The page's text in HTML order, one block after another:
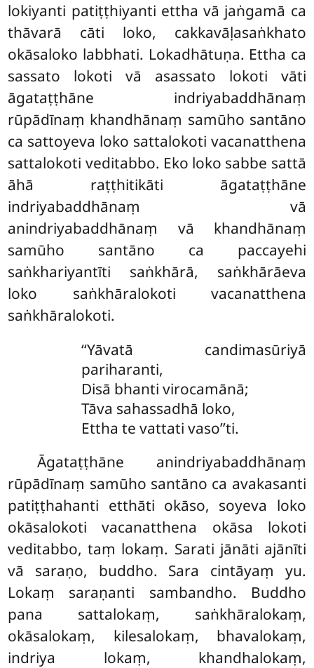
lokiyanti patiṭṭhiyanti ettha vā jaṅgamā ca
thāvarā cāti loko, cakkavāḷasaṅkhato
okāsaloko labbhati. Lokadhātuṇa. Ettha ca
sassato lokoti vā asassato lokoti vāti
āgataṭṭhāne indriyabaddhānaṃ
rūpādīnaṃ khandhānaṃ samūho santāno
ca sattoyeva loko sattalokoti vacanatthena
sattalokoti veditabbo. Eko loko sabbe sattā
āhā raṭṭhitikāti āgataṭṭhāne
indriyabaddhānaṃ vā
anindriyabaddhānaṃ vā khandhānaṃ
samūho santāno ca paccayehi
saṅkhariyantīti saṅkhārā, saṅkhārāeva
loko saṅkhāralokoti vacanatthena
saṅkhāralokoti.
‘‘Yāvatā candimasūriyā
pariharanti,
Disā bhanti virocamānā;
Tāva sahassadhā loko,
Ettha te vattati vaso’’ti.
Āgataṭṭhāne anindriyabaddhānaṃ
rūpādīnaṃ samūho santāno ca avakasanti
patiṭṭhahanti etthāti okāso, soyeva loko
okāsalokoti vacanatthena okāsa lokoti
veditabbo, taṃ lokaṃ. Sarati jānāti ajānīti
vā saraṇo, buddho. Sara cintāyaṃ yu.
Lokaṃ saraṇanti sambandho. Buddho
pana sattalokaṃ, saṅkhāralokaṃ,
okāsalokaṃ, kilesalokaṃ, bhavalokaṃ,
indriya lokaṃ, khandhalokaṃ,